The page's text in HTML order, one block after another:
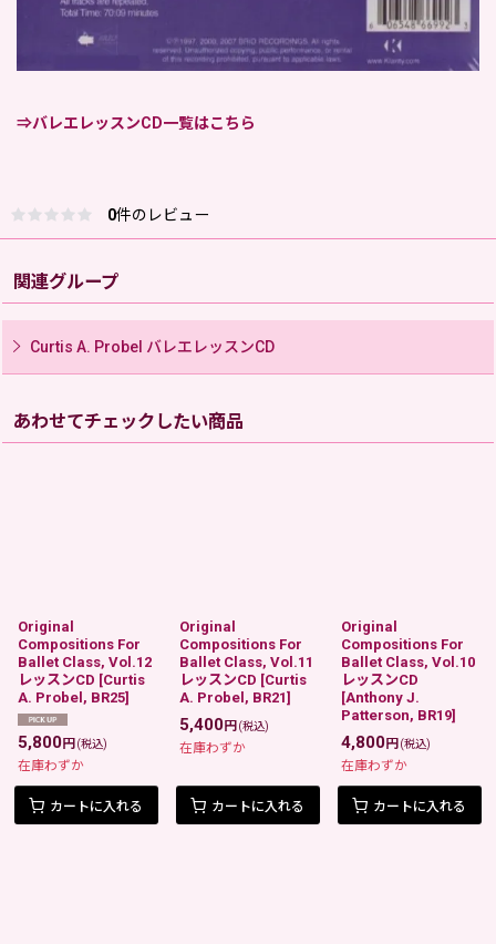
⇒バレエレッスンCD一覧はこちら
0件のレビュー
関連グループ
Curtis A. Probel バレエレッスンCD
あわせてチェックしたい商品
Original
Compositions For
Ballet Class, Vol.12
レッスンCD [Curtis
A. Probel, BR25]
5,800円 (税込)
在庫わずか
カートに入れる
Original
Compositions For
Ballet Class, Vol.11
レッスンCD [Curtis
A. Probel, BR21]
5,400円 (税込)
在庫わずか
カートに入れる
Original
Compositions For
Ballet Class, Vol.10
レッスンCD
[Anthony J.
Patterson, BR19]
4,800円 (税込)
在庫わずか
カートに入れる